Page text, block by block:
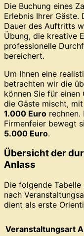
Die Buchung eines
Erlebnis Ihrer
Dauer des Auftritts
Übung, die kreative
professionelle
bereichert.
Um Ihnen eine
betrachten wir die
können Sie für
die Gäste mischt,
1.000 Euro rechnen.
Firmenfeier bewegt
5.000 Euro.
Übersicht der
Anlass
Die folgende
nach
dient als erste
Veranstaltungsart